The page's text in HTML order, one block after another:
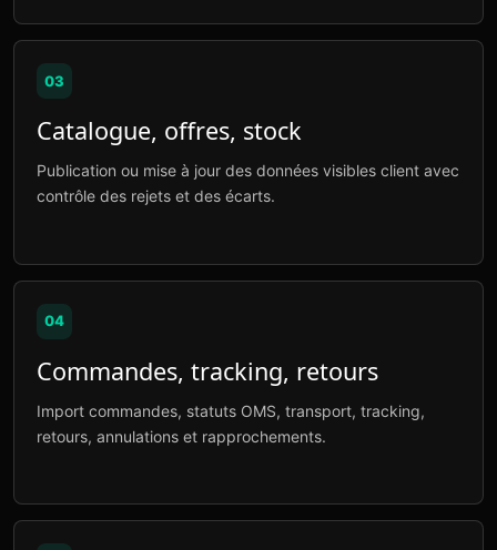
03
Catalogue, offres, stock
Publication ou mise à jour des données visibles client avec
contrôle des rejets et des écarts.
04
Commandes, tracking, retours
Import commandes, statuts OMS, transport, tracking,
retours, annulations et rapprochements.